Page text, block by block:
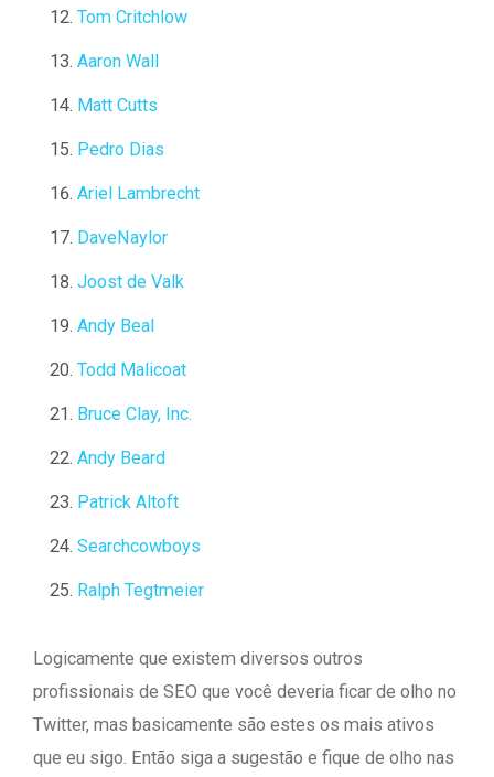
Tom Critchlow
Aaron Wall
Matt Cutts
Pedro Dias
Ariel Lambrecht
DaveNaylor
Joost de Valk
Andy Beal
Todd Malicoat
Bruce Clay, Inc.
Andy Beard
Patrick Altoft
Searchcowboys
Ralph Tegtmeier
Logicamente que existem diversos outros
profissionais de SEO que você deveria ficar de olho no
Twitter, mas basicamente são estes os mais ativos
que eu sigo. Então siga a sugestão e fique de olho nas